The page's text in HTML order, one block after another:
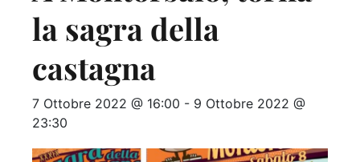
la sagra della
castagna
7 Ottobre 2022 @ 16:00 - 9 Ottobre 2022 @
23:30